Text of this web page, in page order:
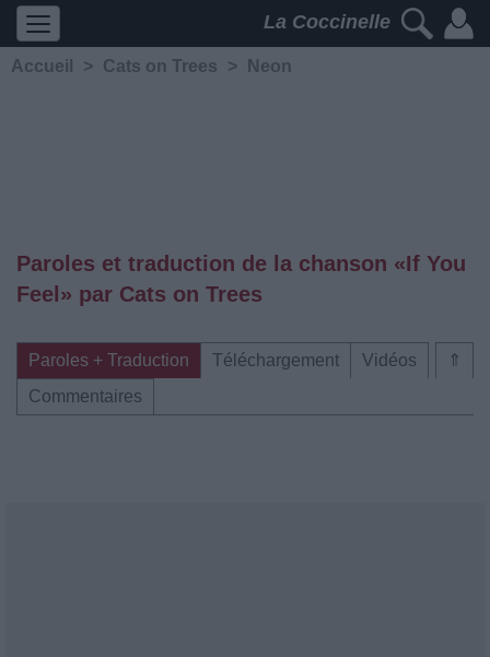
La Coccinelle
Accueil > Cats on Trees > Neon
Paroles et traduction de la chanson «If You
Feel» par Cats on Trees
⇑
Paroles + Traduction Téléchargement
Vidéos
Commentaires